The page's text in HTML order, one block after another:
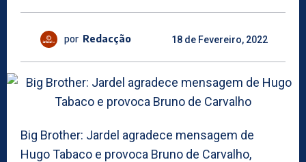
por Redacção 18 de Fevereiro, 2022
Big Brother: Jardel agradece mensagem de
Hugo Tabaco e provoca Bruno de Carvalho,